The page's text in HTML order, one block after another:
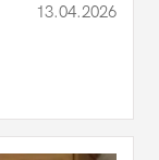
13.04.2026